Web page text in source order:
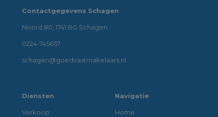
Contactgegevens Schagen
Noord 80, 1741 BG Schagen
0224-745657
schagen@goedvastmakelaars.nl
Diensten
Verkoop
Navigatie
Home